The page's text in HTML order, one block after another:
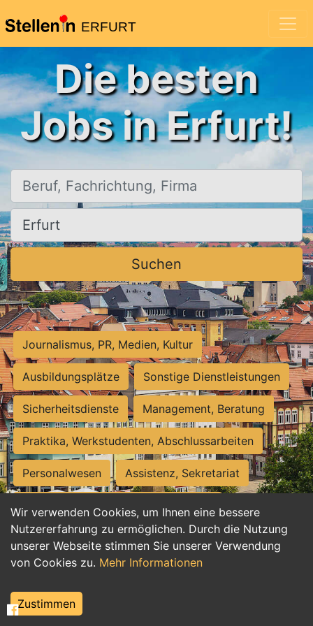
ERFURT
Wir verwenden Cookies, um Ihnen eine bessere
Nutzererfahrung zu ermöglichen. Durch die Nutzung
unserer Webseite stimmen Sie unserer Verwendung
von Cookies zu. Mehr Informationen
Zustimmen
Die besten
Jobs in Erfurt!
Beruf, Fachrichtung, Firma
Ort, Stadt
Suchen
Journalismus, PR, Medien, Kultur
Ausbildungsplätze Sonstige Dienstleistungen
Sicherheitsdienste Management, Beratung
Praktika, Werkstudenten, Abschlussarbeiten
Personalwesen Assistenz, Sekretariat
Hilfskräfte, Aushilfs- und Nebenjobs
Einkauf, Logistik, Materialwirtschaft
Weiterbildung, Studium, duale Ausbildung
Tourismus